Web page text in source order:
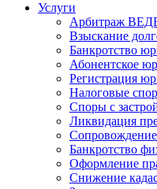
Услуги
Арбитраж
Взыскание
Банкротство
Абонентское
Регистрация
Налоговые
Споры с
Ликвидация
Сопровождение
Банкротство
Оформление
Снижение